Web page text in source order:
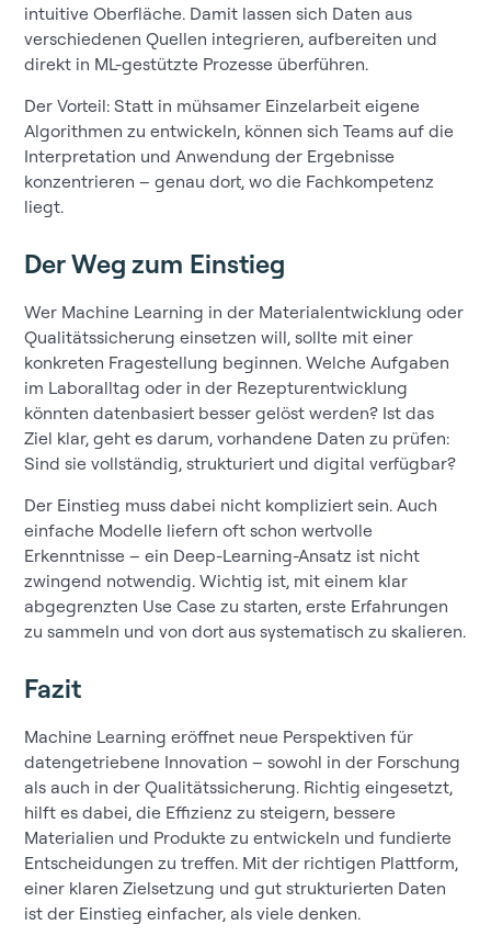
intuitive Oberfläche. Damit lassen sich Daten aus
verschiedenen Quellen integrieren, aufbereiten und
direkt in ML-gestützte Prozesse überführen.
Der Vorteil: Statt in mühsamer Einzelarbeit eigene
Algorithmen zu entwickeln, können sich Teams auf die
Interpretation und Anwendung der Ergebnisse
konzentrieren – genau dort, wo die Fachkompetenz
liegt.
Der Weg zum Einstieg
Wer Machine Learning in der Materialentwicklung oder
Qualitätssicherung einsetzen will, sollte mit einer
konkreten Fragestellung beginnen. Welche Aufgaben
im Laboralltag oder in der Rezepturentwicklung
könnten datenbasiert besser gelöst werden? Ist das
Ziel klar, geht es darum, vorhandene Daten zu prüfen:
Sind sie vollständig, strukturiert und digital verfügbar?
Der Einstieg muss dabei nicht kompliziert sein. Auch
einfache Modelle liefern oft schon wertvolle
Erkenntnisse – ein Deep-Learning-Ansatz ist nicht
zwingend notwendig. Wichtig ist, mit einem klar
abgegrenzten Use Case zu starten, erste Erfahrungen
zu sammeln und von dort aus systematisch zu skalieren.
Fazit
Machine Learning eröffnet neue Perspektiven für
datengetriebene Innovation – sowohl in der Forschung
als auch in der Qualitätssicherung. Richtig eingesetzt,
hilft es dabei, die Effizienz zu steigern, bessere
Materialien und Produkte zu entwickeln und fundierte
Entscheidungen zu treffen. Mit der richtigen Plattform,
einer klaren Zielsetzung und gut strukturierten Daten
ist der Einstieg einfacher, als viele denken.